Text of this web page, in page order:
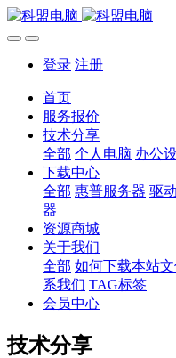
登录 注册
首页
服务报价
技术分享
全部 个人电脑 办公
下载中心
全部 惠普服务器 驱
器
资源商城
关于我们
全部 如何下载本站
系我们 TAG标签
会员中心
技术分享